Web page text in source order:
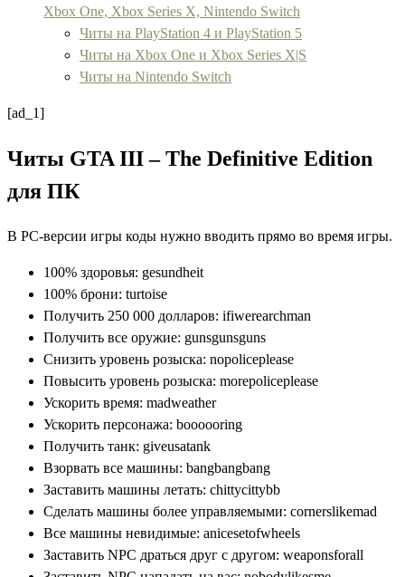
Xbox One, Xbox Series X, Nintendo Switch
Читы на PlayStation 4 и PlayStation 5
Читы на Xbox One и Xbox Series X|S
Читы на Nintendo Switch
[ad_1]
Читы GTA III – The Definitive Edition
для ПК
В РС-версии игры коды нужно вводить прямо во время игры.
100% здоровья: gesundheit
100% брони: turtoise
Получить 250 000 долларов: ifiwerearchman
Получить все оружие: gunsgunsguns
Снизить уровень розыска: nopoliceplease
Повысить уровень розыска: morepoliceplease
Ускорить время: madweather
Ускорить персонажа: boooooring
Получить танк: giveusatank
Взорвать все машины: bangbangbang
Заставить машины летать: chittycittybb
Сделать машины более управляемыми: cornerslikemad
Все машины невидимые: anicesetofwheels
Заставить NPC драться друг с другом: weaponsforall